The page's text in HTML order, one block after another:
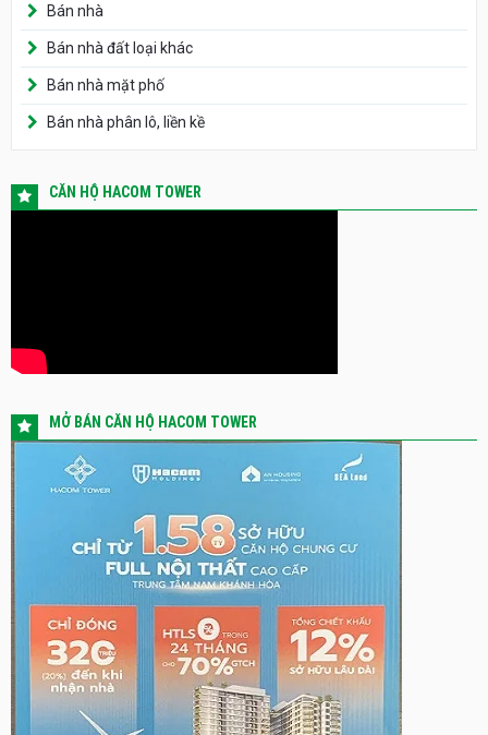
Bán nhà
Bán nhà đất loại khác
Bán nhà mặt phố
Bán nhà phân lô, liền kề
CĂN HỘ HACOM TOWER
MỞ BÁN CĂN HỘ HACOM TOWER